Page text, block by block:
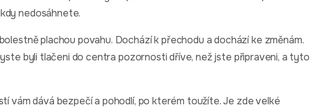
nedosáhnete.
plachou povahu. Dochází k přechodu a dochází ke změnám.
byli tlačeni do centra pozornosti dříve, než jste připraveni, a tyto
vám dává bezpečí a pohodlí, po kterém toužíte. Je zde velké